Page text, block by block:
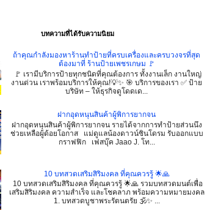
บทความที่ได้รับความนิยม
ถ้าคุณกำลังมองหาร้านทำป้ายที่ครบเครื่องและครบวงจรที่สุด
ต้องมาที่ ร้านป้ายเพชรเกษม 🚩
🚩 เรามีบริการป้ายทุกชนิดที่คุณต้องการ ทั้งงานเล็ก งานใหญ่
งานด่วน เราพร้อมบริการให้คุณ!💡✨ 🎯 บริการของเรา ✅ ป้าย
บริษัท – ให้ธุรกิจดูโดดเด...
ฝากอุดหนุนสินค้าผู้พิการยากจน
ฝากอุดหนุนสินค้าผู้พิการยากจน รายได้จากการทำป้ายส่วนนึง
ช่วยเหลือผู้ด้อยโอกาส แม่ดูแลน้องดาวน์ซินโดรม รับออกแบบ
กราฟฟิก เฟสบุ๊ค Jaao J. โท...
10 บทสวดเสริมสิริมงคล ที่คุณควรรู้ 🌟🙏
10 บทสวดเสริมสิริมงคล ที่คุณควรรู้ 🌟🙏 รวมบทสวดมนต์เพื่อ
เสริมสิริมงคล ความสำเร็จ และโชคลาภ พร้อมความหมายมงคล
1. บทสวดบูชาพระรัตนตรัย 🕉️✨ ...